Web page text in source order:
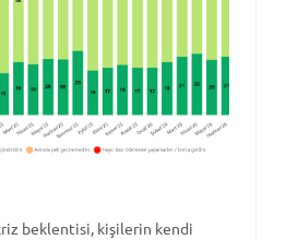
beklentisi, kişilerin kendi